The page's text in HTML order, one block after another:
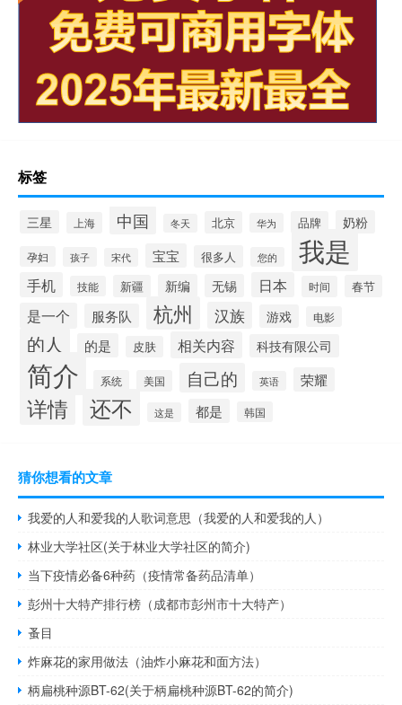
标签
三星 上海 中国 冬天 北京 华为 品牌 奶粉
孕妇 孩子 宋代 宝宝 很多人 您的 我是
手机 技能 新疆 新编 无锡 日本 时间 春节
是一个 服务队 杭州 汉族 游戏 电影
的人 的是 皮肤 相关内容 科技有限公司
简介 系统 美国 自己的 英语 荣耀
详情 还不 这是 都是 韩国
猜你想看的文章
我爱的人和爱我的人歌词意思（我爱的人和爱我的人）
林业大学社区(关于林业大学社区的简介)
当下疫情必备6种药（疫情常备药品清单）
彭州十大特产排行榜（成都市彭州市十大特产）
蚤目
炸麻花的家用做法（油炸小麻花和面方法）
柄扁桃种源BT-62(关于柄扁桃种源BT-62的简介)